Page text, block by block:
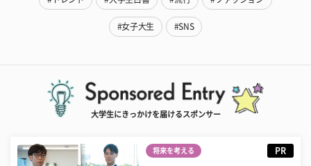
#女子大生 #SNS
大学生にきっかけを届けるスポンサー
将来を考える PR